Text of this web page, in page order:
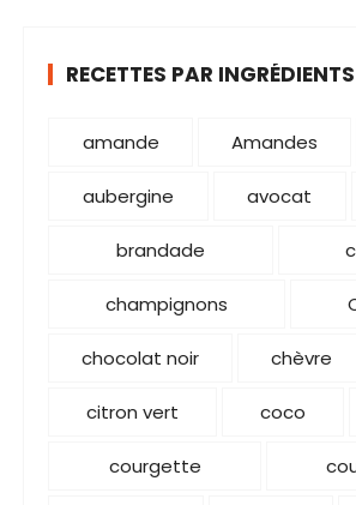
RECETTES PAR INGRÉDIENTS
amande Amandes
aubergine avocat
brandade
champignons
chocolat noir chèvre
citron vert coco
courgette